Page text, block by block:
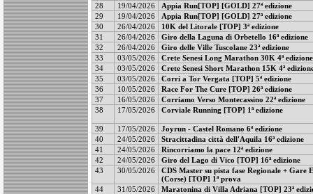
28
19/04/2026
Appia Run[TOP] [GOLD] 27ª edizione
29
19/04/2026
Appia Run[TOP] [GOLD] 27ª edizione
30
26/04/2026
10K del Litorale [TOP] 3ª edizione
31
26/04/2026
Giro della Laguna di Orbetello 16ª edizione
32
26/04/2026
Giro delle Ville Tuscolane 23ª edizione
33
03/05/2026
Crete Senesi Long Marathon 30K 4ª edizione
34
03/05/2026
Crete Senesi Short Marathon 15K 4ª
35
03/05/2026
Corri a Tor Vergata [TOP] 5ª edizione
36
10/05/2026
Race For The Cure [TOP] 26ª edizione
37
16/05/2026
Corriamo Verso Montecassino 22ª edizione
38
17/05/2026 Corviale Running [TOP] 1ª edizione
39 17/05/2026
Joyrun - Castel Romano 6ª edizione
40
24/05/2026
Stracittadina città dell'Aquila 16ª edizione
41
24/05/2026
Rincorriamo la pace 12ª edizione
42
24/05/2026
Giro del Lago di Vico [TOP] 16ª edizione
43
30/05/2026
CDS Master su pista fase Regionale + Gare
(Corse) [TOP] 1ª prova
44
31/05/2026
Maratonina di Villa Adriana [TOP] 23ª